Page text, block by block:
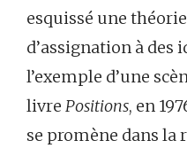
esquissé une
d’assignation à des
l’exemple d’une
livre Positions, en
se promène dans la